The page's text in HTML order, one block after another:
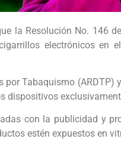
la Resolución No. 146
electrónicos en
por Tabaquismo
dispositivos
con la publicidad y
estén expuestos en